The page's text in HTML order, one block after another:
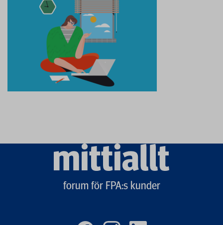
Mittiallt
forum för FPA:s kunder